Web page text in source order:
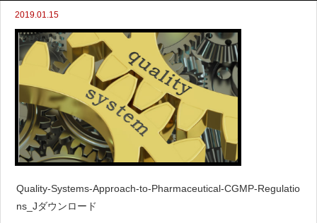
2019.01.15
Quality-Systems-Approach-to-Pharmaceutical-CGMP-Regulatio
ns_Jダウンロード